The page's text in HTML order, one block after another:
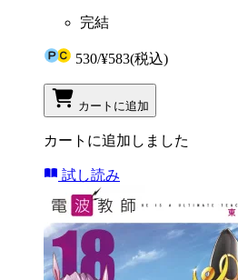
完結
530/¥583(税込)
カートに追加
カートに追加しました
試し読み